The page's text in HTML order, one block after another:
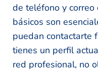
de teléfono y correo
básicos son
puedan contactarte
tienes un perfil
red profesional, no